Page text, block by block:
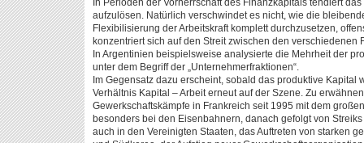
aufzulösen. Natürlich verschwindet es nicht, wie die
Flexibilisierung der Arbeitskraft komplett durchzusetzen,
konzentriert sich auf den Streit zwischen den verschiedenen
In Argentinien beispielsweise analysierte die Mehrheit der
unter dem Begriff der „Unternehmerfraktionen“.
Im Gegensatz dazu erscheint, sobald das produktive Kapital
Verhältnis Kapital – Arbeit erneut auf der Szene. Zu
Gewerkschaftskämpfe in Frankreich seit 1995 mit dem
besonders bei den Eisenbahnern, danach gefolgt von
auch in den Vereinigten Staaten, das Auftreten von starken